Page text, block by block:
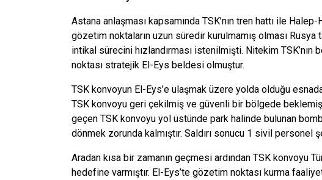
Astana anlaşması kapsamında TSK’nın tren hattı ile
gözetim noktaların uzun süredir kurulmamış olması Rusya
intikal sürecini hızlandırması istenilmişti. Nitekim
noktası stratejik El-Eys beldesi olmuştur.
TSK konvoyun El-Eys’e ulaşmak üzere yolda olduğu
TSK konvoyu geri çekilmiş ve güvenli bir bölgede
geçen TSK konvoyu yol üstünde park halinde bulunan
dönmek zorunda kalmıştır. Saldırı sonucu 1 sivil personel
Aradan kısa bir zamanın geçmesi ardından TSK konvoyu
hedefine varmıştır. El-Eys’te gözetim noktası kurma